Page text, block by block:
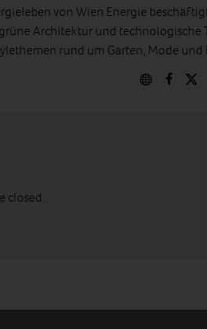
von Wien Energie
Architektur und technologische
rund um Garten, Mode
closed.